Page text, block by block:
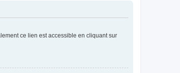
ce lien est accessible en cliquant sur